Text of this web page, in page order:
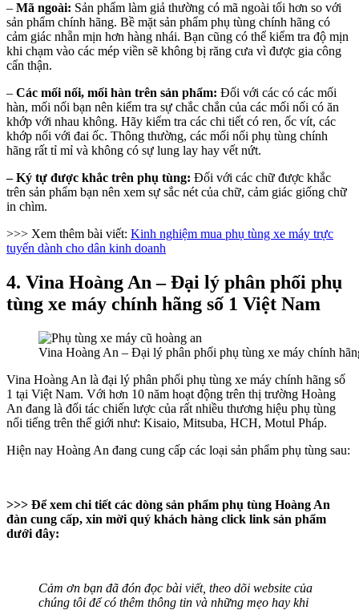
– Mã ngoài: Sản phẩm làm giả thường có mã ngoài tối hơn so với
sản phẩm chính hãng. Bề mặt sản phẩm phụ tùng chính hãng có
cảm giác nhẵn mịn hơn hàng nhái. Bạn cũng có thể kiểm tra độ mịn
khi chạm vào các mép viền sẽ không bị răng cưa vì được gia công
cẩn thận.
– Các mối nối, mối hàn trên sản phẩm: Đối với các có các mối
hàn, mối nối bạn nên kiểm tra sự chắc chắn của các mối nối có ăn
khớp với nhau không. Hãy kiểm tra các chi tiết có ren, ốc vít, các
khớp nối với đai ốc. Thông thường, các mối nối phụ tùng chính
hãng rất tỉ mỉ và không có sự lung lay hay vết nứt.
– Ký tự được khắc trên phụ tùng: Đối với các chữ được khắc
trên sản phẩm bạn nên xem sự sắc nét của chữ, cảm giác giống chữ
in chìm.
>>> Xem thêm bài viết: Kinh nghiệm mua phụ tùng xe máy trực
tuyến dành cho dân kinh doanh
4. Vina Hoàng An – Đại lý phân phối phụ
tùng xe máy chính hãng số 1 Việt Nam
Vina Hoàng An – Đại lý phân phối phụ tùng xe máy chính
Vina Hoàng An là đại lý phân phối phụ tùng xe máy chính hãng số
1 tại Việt Nam. Với hơn 10 năm hoạt động trên thị trường Hoàng
An đang là đối tác chiến lược của rất nhiều thương hiệu phụ tùng
nổi tiếng trên thế giới như: Kisaio, Mitsuba, HCH, Motul Pháp.
Hiện nay Hoàng An đang cung cấp các loại sản phẩm phụ tùng sau:
>>> Để xem chi tiết các dòng sản phẩm phụ tùng Hoàng An
đàn cung cấp, xin mời quý khách hàng click link sản phẩm
dưới đây:
Cảm ơn bạn đã đón đọc bài viết, theo dõi website của
chúng tôi để có thêm thông tin và những mẹo hay khi